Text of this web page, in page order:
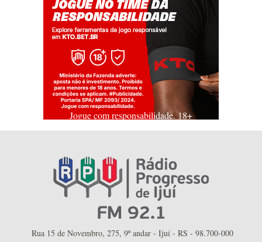
Jogue com responsabilidade. 18+
Rua 15 de Novembro, 275, 9º andar - Ijuí - RS - 98.700-000